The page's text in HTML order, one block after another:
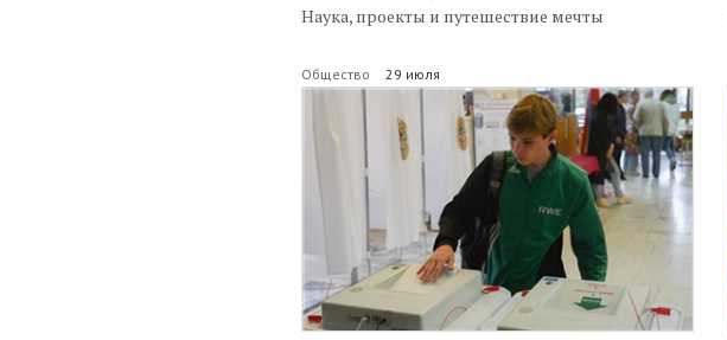
Наука, проекты и путешествие мечты
Общество 29 июля